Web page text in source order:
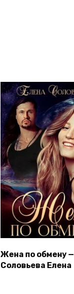
Жена по обмену —
Соловьева Елена